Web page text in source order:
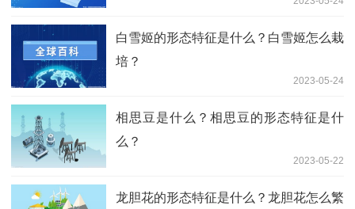
白雪姬的形态特征是什么？白雪姬怎么栽
培？
2023-05-24
相思豆是什么？相思豆的形态特征是什
么？
2023-05-22
龙胆花的形态特征是什么？龙胆花怎么繁